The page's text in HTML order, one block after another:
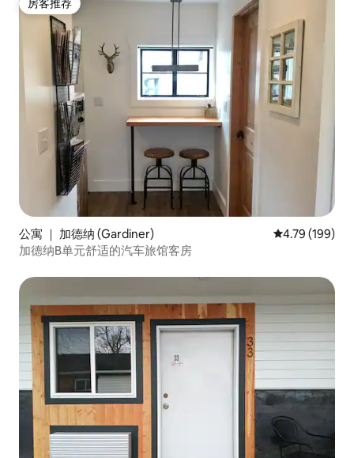
房客推荐
房客推荐
公寓 ｜ 加德纳 (Gardiner) 平均评分 4.79
4.79 (199)
加德纳B单元舒适的汽车旅馆客房